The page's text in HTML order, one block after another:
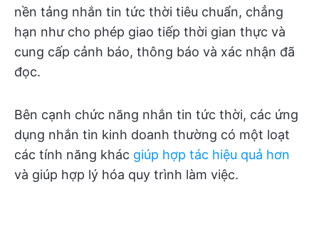
nền tảng nhắn tin tức thời tiêu chuẩn, chẳng
hạn như cho phép giao tiếp thời gian thực và
cung cấp cảnh báo, thông báo và xác nhận đã
đọc.
Bên cạnh chức năng nhắn tin tức thời, các ứng
dụng nhắn tin kinh doanh thường có một loạt
các tính năng khác giúp hợp tác hiệu quả hơn
và giúp hợp lý hóa quy trình làm việc.